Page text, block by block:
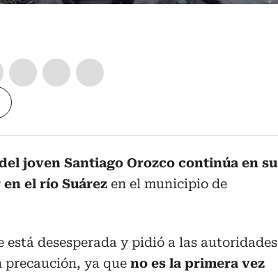
joven Santiago Orozco continúa en su
el río Suárez en el municipio de
está desesperada y pidió a las autoridades
precaución, ya que no es la primera vez